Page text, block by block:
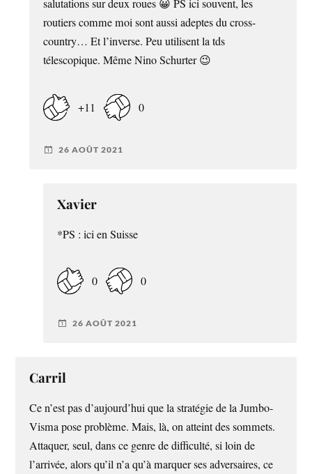
salutations sur deux roues 😀 PS ici souvent, les
routiers comme moi sont aussi adeptes du cross-
country… Et l’inverse. Peu utilisent la tds
télescopique. Même Nino Schurter 😉
+11 0
26 AOÛT 2021
Xavier
*PS : ici en Suisse
0 0
26 AOÛT 2021
Carril
Ce n’est pas d’aujourd’hui que la stratégie de la Jumbo-
Visma pose problème. Mais, là, on atteint des sommets.
Attaquer, seul, dans ce genre de difficulté, si loin de
l’arrivée, alors qu’il n’a qu’à marquer ses adversaires, ce